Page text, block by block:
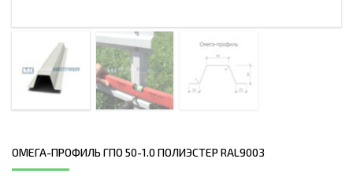
ОМЕГА-ПРОФИЛЬ ГПО 50-1.0 ПОЛИЭСТЕР RAL9003